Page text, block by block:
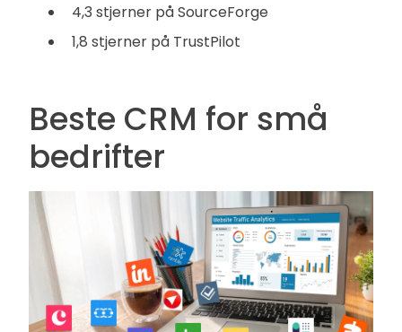
4,3 stjerner på SourceForge
1,8 stjerner på TrustPilot
Beste CRM for små
bedrifter